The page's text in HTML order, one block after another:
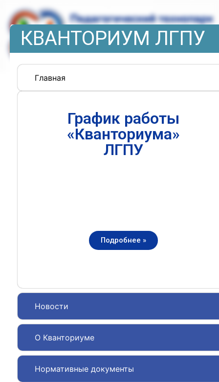
КВАНТОРИУМ ЛГПУ
Главная
Новости
О Кванториуме
Нормативные документы
График работы
«Кванториума»
ЛГПУ
Подробнее »